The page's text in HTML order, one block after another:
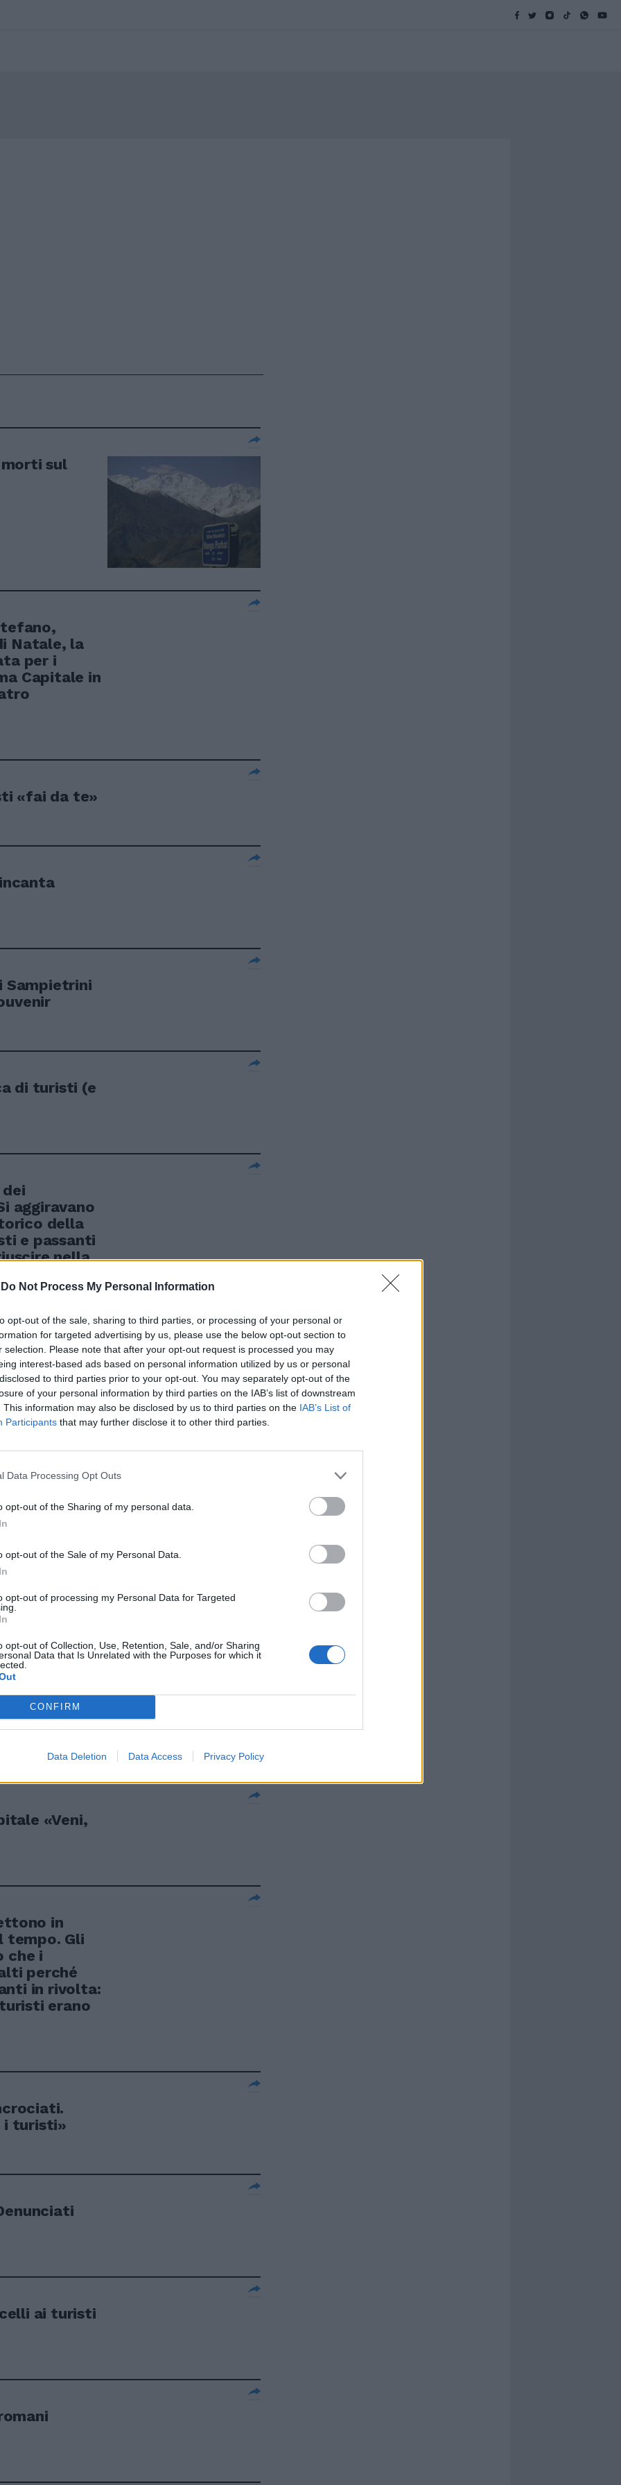
Do Not Process My Personal Information
opt-out of the sale, sharing to third parties, or processing of your personal or
for targeted advertising by us, please use the below opt-out section to
selection. Please note that after your opt-out request is processed you may
interest-based ads based on personal information utilized by us or personal
to third parties prior to your opt-out. You may separately opt-out of the
of your personal information by third parties on the IAB’s list of downstream
This information may also be disclosed by us to third parties on the IAB’s List of
Participants that may further disclose it to other third parties.
Data Processing Opt Outs
opt-out of the Sharing of my personal data.
opt-out of the Sale of my Personal Data.
opt-out of processing my Personal Data for Targeted
opt-out of Collection, Use, Retention, Sale, and/or Sharing
Data that Is Unrelated with the Purposes for which it
CONFIRM
Data Deletion Data Access Privacy Policy
sul
Natale, la
per i
Capitale in
«fai da te»
Sampietrini
di turisti (e
dei
aggiravano
della
e passanti
nella
qualche
dai
dalle
Bici.
un
i turisti
«Veni,
in
tempo. Gli
che i
perché
in rivolta:
erano
i turisti»
ai turisti